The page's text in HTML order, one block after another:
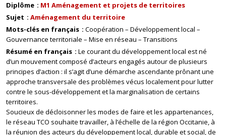
Diplôme
M1 Aménagement et projets de territoires
Sujet
Aménagement du territoire
Mots-clés en français
Coopération – Développement local –
Gouvernance territoriale – Mise en réseau – Transitions
Résumé en français
Le courant du développement local est né
d’un mouvement composé d’acteurs engagés autour de plusieurs
principes d’action : il s’agit d’une démarche ascendante prônant une
approche transversale des problèmes vécus localement pour lutter
contre le sous-développement et la marginalisation de certains
territoires.
Soucieux de décloisonner les modes de faire et les appartenances,
le réseau TCO souhaite travailler, à l’échelle de la région Occitanie, à
la réunion des acteurs du développement local, durable et social, de